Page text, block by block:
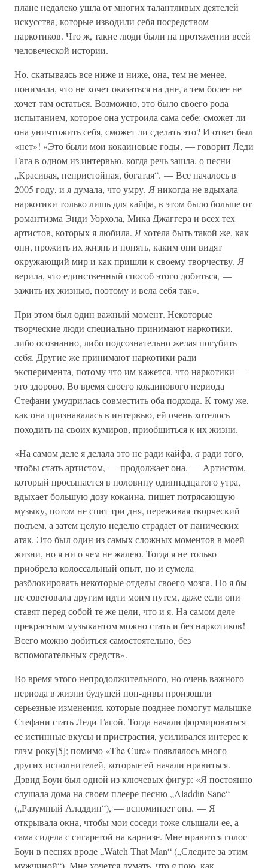
плане недалеко ушла от многих талантливых деятелей
искусства, которые изводили себя посредством
наркотиков. Что ж, такие люди были на протяжении всей
человеческой истории.
Но, скатываясь все ниже и ниже, она, тем не менее,
понимала, что не хочет оказаться на дне, а тем более не
хочет там остаться. Возможно, это было своего рода
испытанием, которое она устроила сама себе: сможет ли
она уничтожить себя, сможет ли сделать это? И ответ был
«нет»! «Это были мои кокаиновые годы, — говорит Леди
Гага в одном из интервью, когда речь зашла, о песни
„Красивая, непристойная, богатая“. — Все началось в
2005 году, и я думала, что умру. Яникогда не вдыхала
наркотики только лишь для кайфа, в этом было больше от
романтизма Энди Уорхола, Мика Джаггера и всех тех
артистов, которых я любила. Яхотела быть такой же, как
они, прожить их жизнь и понять, каким они видят
окружающий мир и как пришли к своему творчеству. Я
верила, что единственный способ этого добиться, —
зажить их жизнью, поэтому и вела себя так».
При этом был один важный момент. Некоторые
творческие люди специально принимают наркотики,
либо осознанно, либо подсознательно желая погубить
себя. Другие же принимают наркотики ради
эксперимента, потому что им кажется, что наркотики —
это здорово. Во время своего кокаинового периода
Стефани умудрилась совместить оба подхода. К тому же,
как она признавалась в интервью, ей очень хотелось
походить на своих кумиров, приобщиться к их жизни.
«На самом деле я делала это не ради кайфа, аради того,
чтобы стать артистом, — продолжает она. — Артистом,
который просыпается в половину одиннадцатого утра,
вдыхает большую дозу кокаина, пишет потрясающую
музыку, потом не спит три дня, переживая творческий
подъем, а затем целую неделю страдает от панических
атак. Это был один из самых сложных моментов в моей
жизни, но я ни о чем не жалею. Тогда я не только
приобрела колоссальный опыт, но и сумела
разблокировать некоторые отделы своего мозга. Но я бы
не советовала другим идти моим путем, даже если они
ставят перед собой те же цели, что и я. На самом деле
прекрасным музыкантом можно стать и без наркотиков!
Всего можно добиться самостоятельно, без
вспомогательных средств».
Во время этого непродолжительного, но очень важного
периода в жизни будущей поп-дивы произошли
серьезные изменения, которые позднее помогут малышке
Стефани стать Леди Гагой. Тогда начали формироваться
ее истинные вкусы и пристрастия, усиливался интерес к
глэм-року[5]; помимо «The Cure» появлялось много
других исполнителей, которые ей начали нравиться.
Дэвид Боуи был одной из ключевых фигур: «Я постоянно
слушала дома на своем плеере песню „Aladdin Sane“
(„Разумный Аладдин“), — вспоминает она. — Я
открывала окна, чтобы мои соседи тоже слышали ее, а
сама сидела с сигаретой на карнизе. Мне нравится голос
Боуи в песнях вроде „Watch That Man“ („Следите за этим
мужчиной“). Мне хочется думать, что япою, как